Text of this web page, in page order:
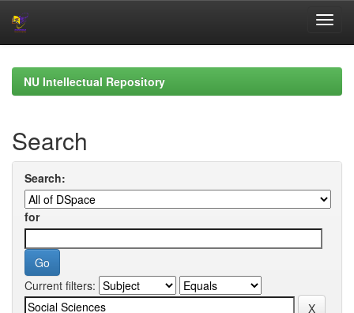
navigationNU Intellectual Repository
Search
Search:
for
Current filters: